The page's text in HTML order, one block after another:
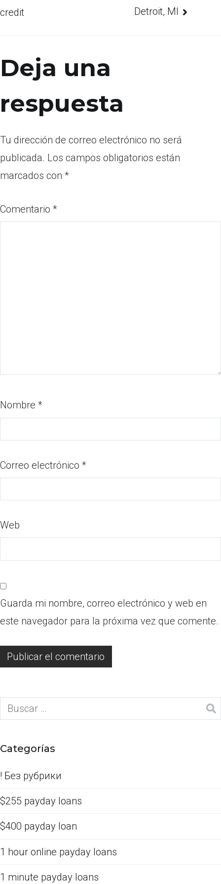
credit Detroit, MI
Deja una
respuesta
Tu dirección de correo electrónico no será
publicada. Los campos obligatorios están
marcados con *
Comentario *
Nombre *
Correo electrónico *
Web
Guarda mi nombre, correo electrónico y web en
este navegador para la próxima vez que comente.
Categorías
! Без рубрики
$255 payday loans
$400 payday loan
1 hour online payday loans
1 minute payday loans